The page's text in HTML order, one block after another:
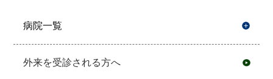
病院一覧
外来を受診される方へ